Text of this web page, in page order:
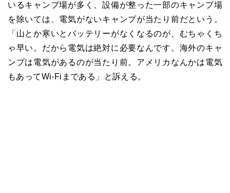
いるキャンプ場が多く、設備が整った一部のキャンプ場
を除いては、電気がないキャンプが当たり前だという。
「山とか寒いとバッテリーがなくなるのが、むちゃくち
ゃ早い。だから電気は絶対に必要なんです。海外のキャ
ンプは電気があるのが当たり前。アメリカなんかは電気
もあってWi-Fiまである」と訴える。